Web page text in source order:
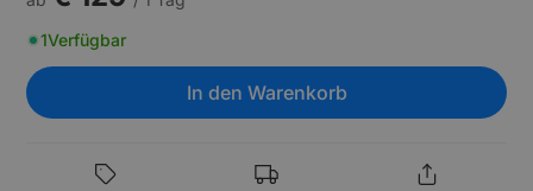
1Verfügbar
In den Warenkorb